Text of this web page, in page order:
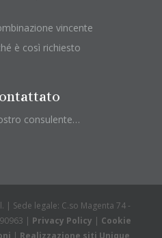
vincente
è così richiesto
consulente…
| Sede legale: C.so Magenta 74 -
| Privacy Policy | Cookie